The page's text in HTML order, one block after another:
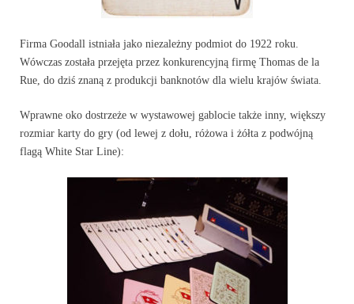
Firma Goodall istniała jako niezależny podmiot do 1922 roku.
Wówczas została przejęta przez konkurencyjną firmę Thomas de la
Rue, do dziś znaną z produkcji banknotów dla wielu krajów świata.
Wprawne oko dostrzeże w wystawowej gablocie także inny, większy
rozmiar karty do gry (od lewej z dołu, różowa i żółta z podwójną
flagą White Star Line):